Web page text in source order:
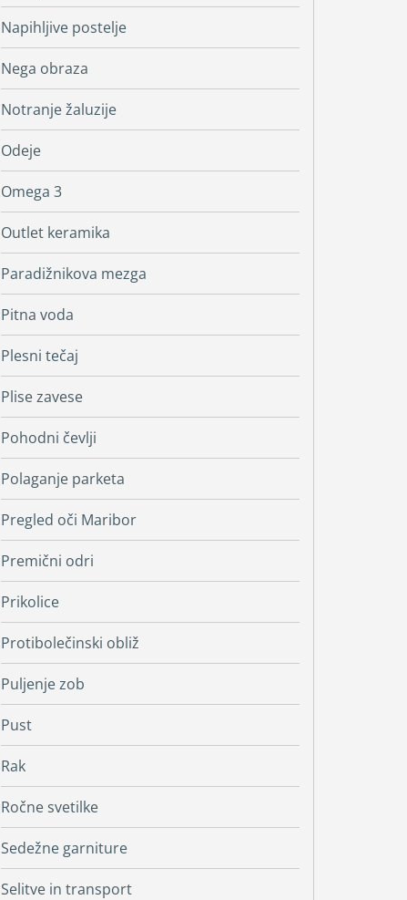
Napihljive postelje
Nega obraza
Notranje žaluzije
Odeje
Omega 3
Outlet keramika
Paradižnikova mezga
Pitna voda
Plesni tečaj
Plise zavese
Pohodni čevlji
Polaganje parketa
Pregled oči Maribor
Premični odri
Prikolice
Protibolečinski obliž
Puljenje zob
Pust
Rak
Ročne svetilke
Sedežne garniture
Selitve in transport